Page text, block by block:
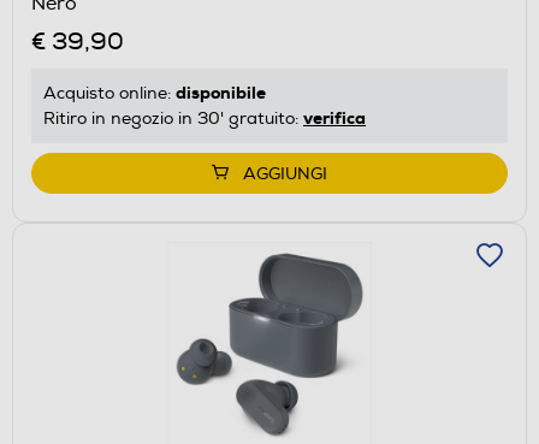
€ 39,90
Acquisto online: disponibile
Ritiro in negozio in 30' gratuito: verifica
AGGIUNGI